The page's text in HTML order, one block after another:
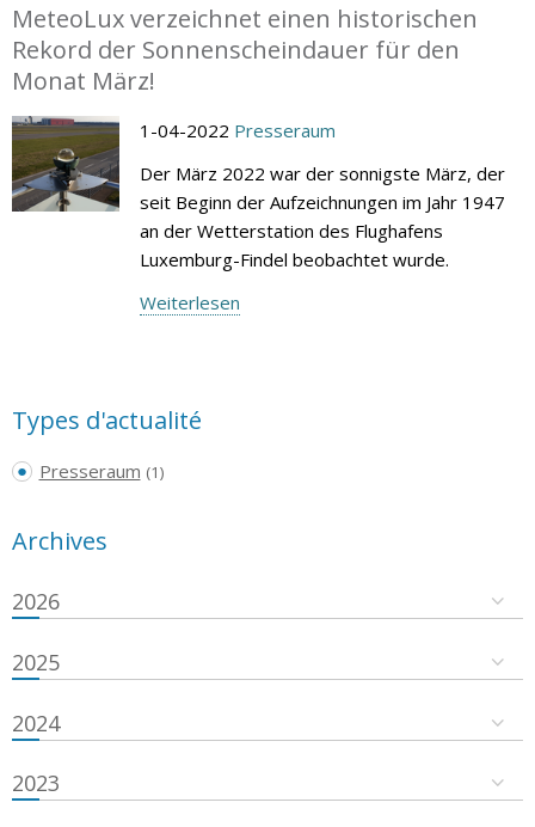
MeteoLux verzeichnet einen historischen
Rekord der Sonnenscheindauer für den
Monat März!
1-04-2022 Presseraum
Der März 2022 war der sonnigste März, der
seit Beginn der Aufzeichnungen im Jahr 1947
an der Wetterstation des Flughafens
Luxemburg-Findel beobachtet wurde.
Weiterlesen
Types d'actualité
Presseraum (1)
Archives
2026
2025
2024
2023